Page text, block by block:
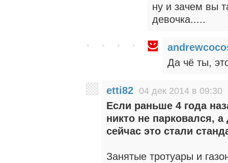
ну и зачем вы
девочка.....
Да чё ты,
etti82 04 дек 2014 в 09:30
Если раньше 4 года
никто не парковался,
сейчас это стали
Занятые тротуары и